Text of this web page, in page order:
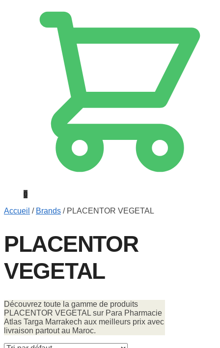
0
Accueil / Brands / PLACENTOR VEGETAL
PLACENTOR
VEGETAL
Découvrez toute la gamme de produits
PLACENTOR VEGETAL sur Para Pharmacie
Atlas Targa Marrakech aux meilleurs prix avec
livraison partout au Maroc.